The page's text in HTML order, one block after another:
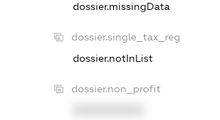
dossier.missingData
dossier.single_tax_reg
dossier.notInList
dossier.non_profit